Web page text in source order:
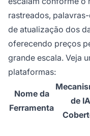
rastreados,
de atualização dos
oferecendo preços
grande escala. Veja
plataformas:
Nome da
Ferramenta
de IA